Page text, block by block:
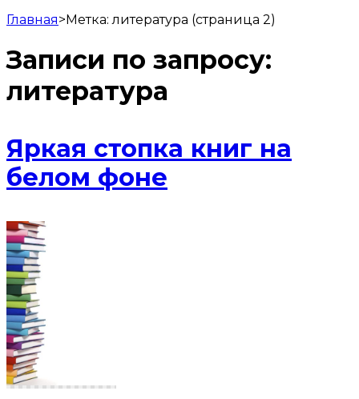
Главная>Метка:литература (страница 2)
Записи по запросу:
литература
Яркая стопка книг на
белом фоне